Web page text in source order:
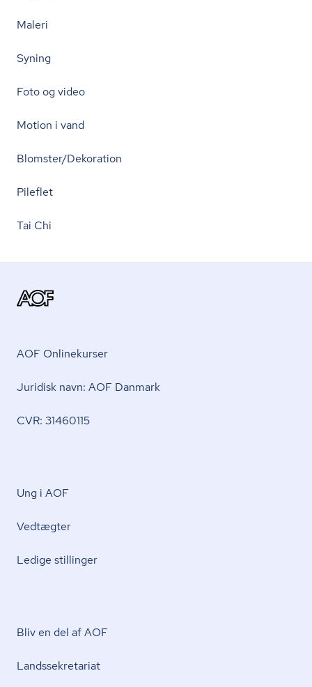
Maleri
Syning
Foto og video
Motion i vand
Blomster/Dekoration
Pileflet
Tai Chi
AOF Onlinekurser
Juridisk navn: AOF Danmark
CVR: 31460115
Ung i AOF
Vedtægter
Ledige stillinger
Bliv en del af AOF
Lands­se­kre­ta­ri­at